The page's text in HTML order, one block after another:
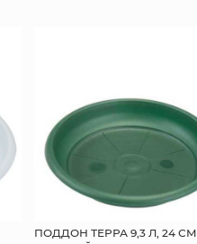
ПОДДОН ТЕРРА 9,3 Л, 24 СМ,